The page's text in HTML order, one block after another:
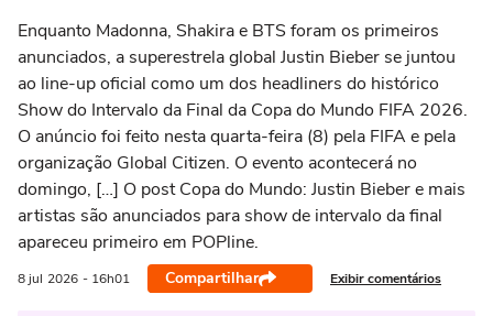
Enquanto Madonna, Shakira e BTS foram os primeiros
anunciados, a superestrela global Justin Bieber se juntou
ao line-up oficial como um dos headliners do histórico
Show do Intervalo da Final da Copa do Mundo FIFA 2026.
O anúncio foi feito nesta quarta-feira (8) pela FIFA e pela
organização Global Citizen. O evento acontecerá no
domingo, […] O post Copa do Mundo: Justin Bieber e mais
artistas são anunciados para show de intervalo da final
apareceu primeiro em POPline.
8 jul 2026 - 16h01 Compartilhar Exibir comentários